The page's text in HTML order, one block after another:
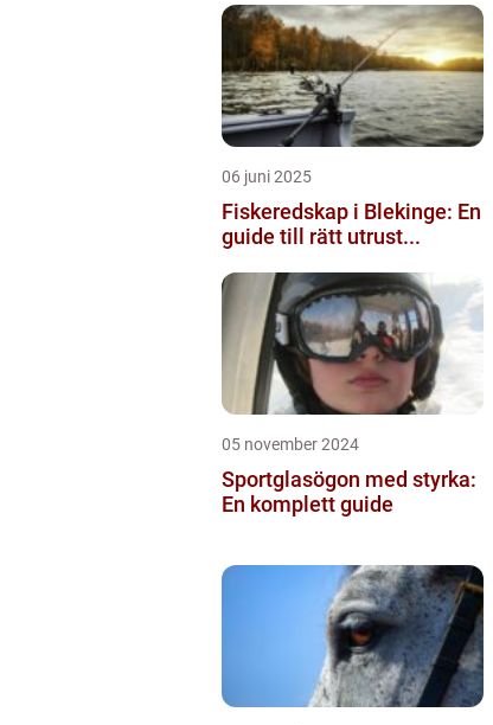
06 juni 2025
Fiskeredskap i Blekinge: En
guide till rätt utrust...
05 november 2024
Sportglasögon med styrka:
En komplett guide